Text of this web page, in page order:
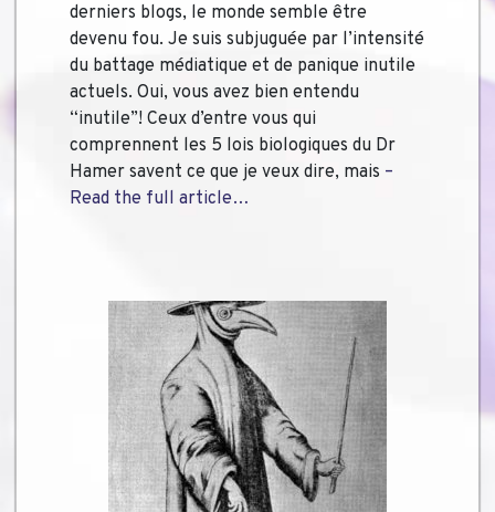
derniers blogs, le monde semble être
devenu fou. Je suis subjuguée par l’intensité
du battage médiatique et de panique inutile
actuels. Oui, vous avez bien entendu
“inutile”! Ceux d’entre vous qui
comprennent les 5 lois biologiques du Dr
Hamer savent ce que je veux dire, mais –
Read the full article…